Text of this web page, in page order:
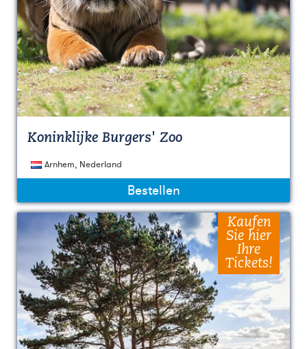
Koninklijke Burgers' Zoo
Arnhem, Nederland
Bestellen
Kaufen
Sie hier
Ihre
Tickets!